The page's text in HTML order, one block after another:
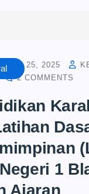
25, 2025
2 COMMENTS
1
Ajaran